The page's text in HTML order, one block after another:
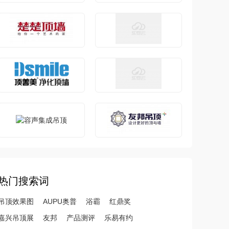
门搜索词
顶效果图 AUPU奥普 浴霸
红鼎奖
兴吊顶展
友邦 产品测评 乐易有约